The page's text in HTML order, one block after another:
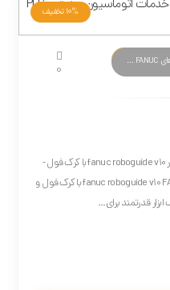
10% تخفیف
نرم افزار های PLC FANUC
0
نرم افزار FANUC Roboguide V10 Rev.A نرم افزار fanuc roboguide v10 با کرک فول -
دانلود fanuc roboguide v10 FANUC Robot Programming software با کرک فول و
قدرتمند برای...